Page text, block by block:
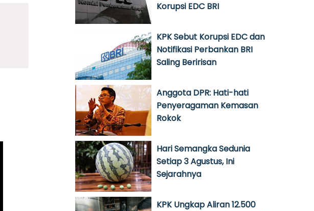
Korupsi EDC BRI
KPK Sebut Korupsi EDC dan
Notifikasi Perbankan BRI
Saling Beririsan
Anggota DPR: Hati-hati
Penyeragaman Kemasan
Rokok
Hari Semangka Sedunia
Setiap 3 Agustus, Ini
Sejarahnya
KPK Ungkap Aliran 12.500